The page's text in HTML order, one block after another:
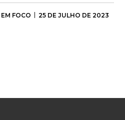
EM FOCO
25 DE JULHO DE 2023